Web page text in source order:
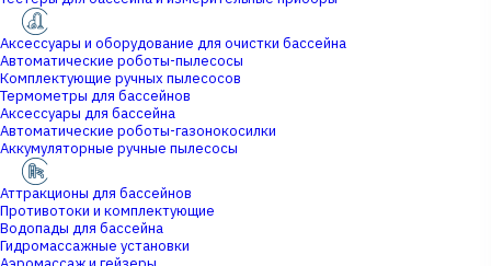
Аксессуары и оборудование для очистки бассейна
Автоматические роботы-пылесосы
Комплектующие ручных пылесосов
Термометры для бассейнов
Аксессуары для бассейна
Автоматические роботы-газонокосилки
Аккумуляторные ручные пылесосы
Аттракционы для бассейнов
Противотоки и комплектующие
Водопады для бассейна
Гидромассажные установки